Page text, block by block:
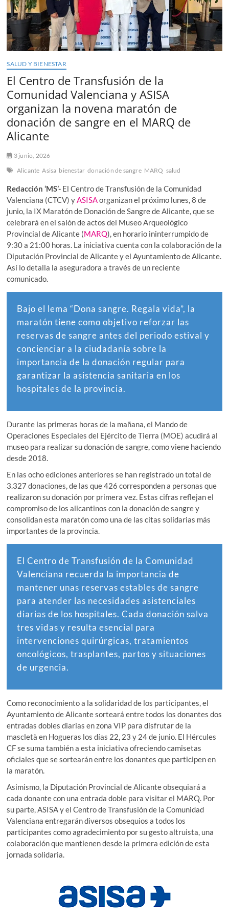
SALUD Y BIENESTAR
El Centro de Transfusión de la
Comunidad Valenciana y ASISA
organizan la novena maratón de
donación de sangre en el MARQ de
Alicante
3 junio, 2026
Alicante Asisa bienestar donación de sangre MARQ salud
Redacción ‘MS’- El Centro de Transfusión de la Comunidad
Valenciana (CTCV) yASISAorganizan el próximo lunes, 8 de
junio, la IX Maratón de Donación de Sangre de Alicante, que se
celebrará en el salón de actos del Museo Arqueológico
Provincial de Alicante (MARQ), en horario ininterrumpido de
9:30 a 21:00 horas. La iniciativa cuenta con la colaboración de la
Diputación Provincial de Alicante y el Ayuntamiento de Alicante.
Así lo detalla la aseguradora a través de un reciente
comunicado.
Bajo el lema “Dona sangre. Regala vida”, la
maratón tiene como objetivo reforzar las
reservas de sangre antes del periodo estival y
concienciar a la ciudadanía sobre la
importancia de la donación regular para
garantizar la asistencia sanitaria en los
hospitales de la provincia.
Durante las primeras horas de la mañana, el Mando de
Operaciones Especiales del Ejército de Tierra (MOE) acudirá al
museo para realizar su donación de sangre, como viene haciendo
desde 2018.
En las ocho ediciones anteriores se han registrado un total de
3.327 donaciones, de las que 426 corresponden a personas que
realizaron su donación por primera vez. Estas cifras reflejan el
compromiso de los alicantinos con la donación de sangre y
consolidan esta maratón como una de las citas solidarias más
importantes de la provincia.
El Centro de Transfusión de la Comunidad
Valenciana recuerda la importancia de
mantener unas reservas estables de sangre
para atender las necesidades asistenciales
diarias de los hospitales. Cada donación salva
tres vidas y resulta esencial para
intervenciones quirúrgicas, tratamientos
oncológicos, trasplantes, partos y situaciones
de urgencia.
Como reconocimiento a la solidaridad de los participantes, el
Ayuntamiento de Alicante sorteará entre todos los donantes dos
entradas dobles diarias en zona VIP para disfrutar de la
mascletà en Hogueras los días 22, 23 y 24 de junio. El Hércules
CF se suma también a esta iniciativa ofreciendo camisetas
oficiales que se sortearán entre los donantes que participen en
la maratón.
Asimismo, la Diputación Provincial de Alicante obsequiará a
cada donante con una entrada doble para visitar el MARQ. Por
su parte, ASISA y el Centro de Transfusión de la Comunidad
Valenciana entregarán diversos obsequios a todos los
participantes como agradecimiento por su gesto altruista, una
colaboración que mantienen desde la primera edición de esta
jornada solidaria.